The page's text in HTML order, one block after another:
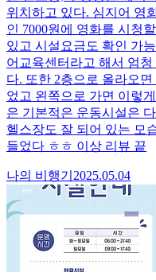
위치하고 있다. 심지어 영
인 7000원에 영화를 시청
있고 시설요금도 확인 가
어교육센터라고 해서 엄
다. 또한 2층으로 올라오
었고 왼쪽으로 가면 이렇
은 기본적은 운동시설은
헬스장도 잘 되어 있는 모
들었다 ㅎㅎ 이상 리뷰 끝
나의 비행기 2025.05.04